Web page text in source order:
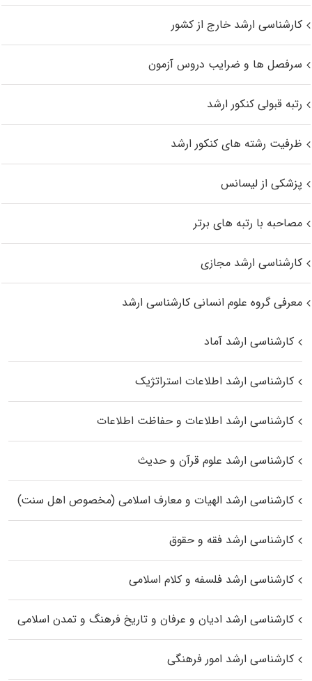
کارشناسی ارشد خارج از کشور
سرفصل ها و ضرایب دروس آزمون
رتبه قبولی کنکور ارشد
ظرفیت رشته های کنکور ارشد
پزشکی از لیسانس
مصاحبه با رتبه های برتر
کارشناسی ارشد مجازی
معرفی گروه علوم انسانی کارشناسی ارشد
کارشناسی ارشد آماد
کارشناسی ارشد اطلاعات استراتژیک
کارشناسی ارشد اطلاعات و حفاظت اطلاعات
کارشناسی ارشد علوم قرآن و حدیث
کارشناسی ارشد الهیات و معارف اسلامی (مخصوص اهل سنت)
کارشناسی ارشد فقه و حقوق
کارشناسی ارشد فلسفه و کلام اسلامی
کارشناسی ارشد ادیان و عرفان و تاریخ فرهنگ و تمدن اسلامی
کارشناسی ارشد امور فرهنگی